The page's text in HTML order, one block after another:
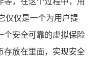
仅仅是一个为用户提
个安全可靠的虚拟保险
存放在里面，实现安全